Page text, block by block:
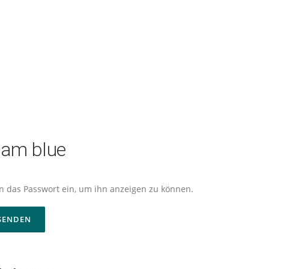
blue
Passwort ein, um ihn anzeigen zu können.